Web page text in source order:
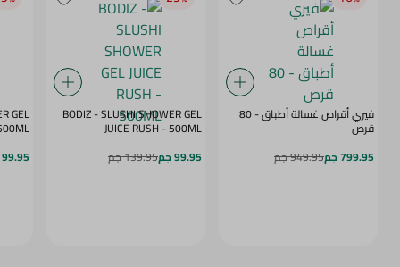
فيري أقراص غسالة أطباق - 80
قرص
799.95 جم
949.95 جم
BODIZ - SLUSHI SHOWER GEL
JUICE RUSH - 500ML
99.95 جم
139.95 جم
GEL
DAZE - 500ML
99.95 جم